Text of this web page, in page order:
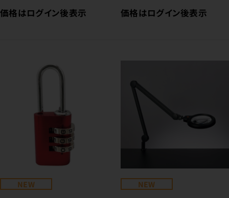
価格はログイン後表示
価格はログイン後表示
NEW NEW